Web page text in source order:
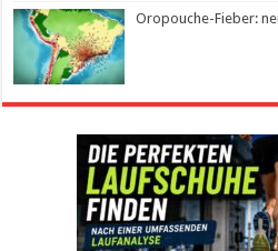
Oropouche-Fieber: